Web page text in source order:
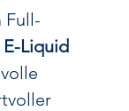
Full-
E-Liquid